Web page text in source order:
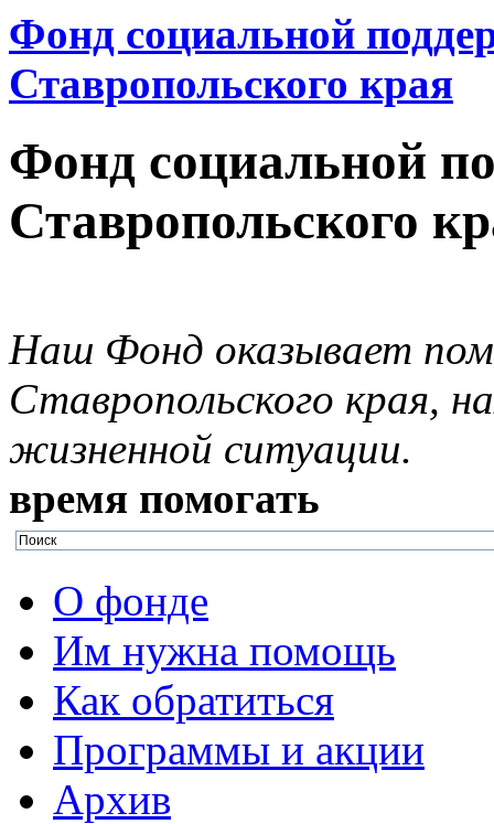
Фонд социальной
Ставропольского края
Фонд социальной
Ставропольского
Наш Фонд оказывает
Ставропольского края,
жизненной ситуации.
время помогать
О фонде
Им нужна помощь
Как обратиться
Программы и акции
Архив